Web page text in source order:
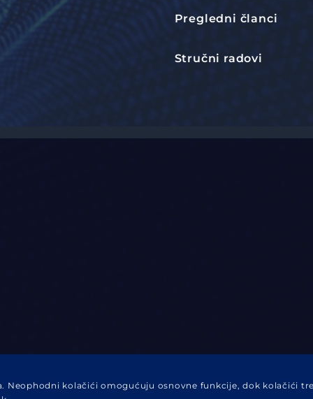
Pregledni članci
Stručni radovi
Neophodni kolačići omogućuju osnovne funkcije, dok kolačići